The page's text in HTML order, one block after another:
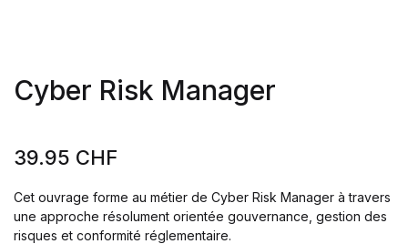
Cyber Risk Manager
39.95 CHF
Cet ouvrage forme au métier de Cyber Risk Manager à travers
une approche résolument orientée gouvernance, gestion des
risques et conformité réglementaire.